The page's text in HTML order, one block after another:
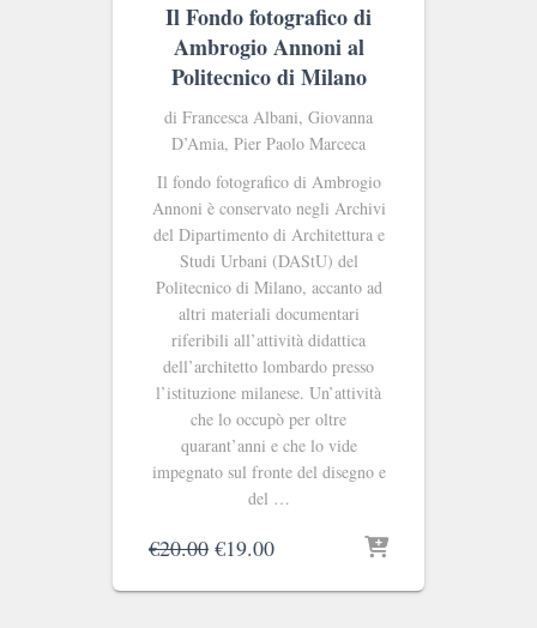
Il Fondo fotografico di
Ambrogio Annoni al
Politecnico di Milano
di Francesca Albani, Giovanna
D’Amia, Pier Paolo Marceca
Il fondo fotografico di Ambrogio
Annoni è conservato negli Archivi
del Dipartimento di Architettura e
Studi Urbani (DAStU) del
Politecnico di Milano, accanto ad
altri materiali documentari
riferibili all’attività didattica
dell’architetto lombardo presso
l’istituzione milanese. Un’attività
che lo occupò per oltre
quarant’anni e che lo vide
impegnato sul fronte del disegno e
del …
€20.00 Il
originale
€19.00Il
attuale